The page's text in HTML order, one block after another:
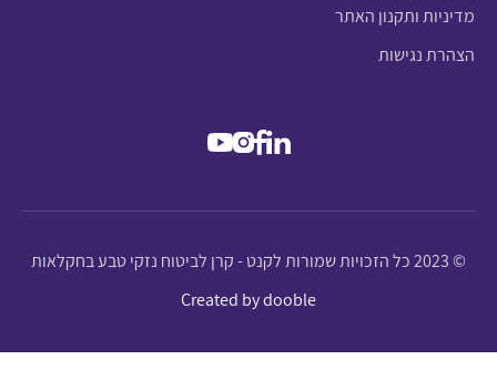
מדיניות ותקנון האתר
הצהרת נגישות
© 2023 כל הזכויות שמורות לקנט - קרן לביטוח נזקי טבע בחקלאות
Created by dooble